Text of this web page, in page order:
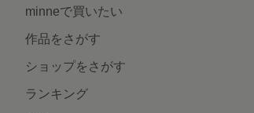
minneで買いたい
作品をさがす
ショップをさがす
ランキング